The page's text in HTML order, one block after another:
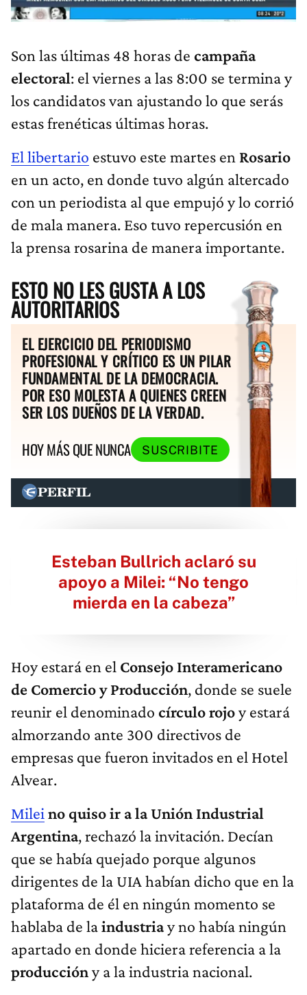
Son las últimas 48 horas de campaña
electoral: el viernes a las 8:00 se termina y
los candidatos van ajustando lo que serás
estas frenéticas últimas horas.
El libertario estuvo este martes en Rosario
en un acto, en donde tuvo algún altercado
con un periodista al que empujó y lo corrió
de mala manera. Eso tuvo repercusión en
la prensa rosarina de manera importante.
ESTO NO LES GUSTA A LOS
AUTORITARIOS
EL EJERCICIO DEL PERIODISMO
PROFESIONAL Y CRÍTICO ES UN PILAR
FUNDAMENTAL DE LA DEMOCRACIA.
POR ESO MOLESTA A QUIENES CREEN
SER LOS DUEÑOS DE LA VERDAD.
HOY MÁS QUE NUNCA
SUSCRIBITE
Esteban Bullrich aclaró su
apoyo a Milei: “No tengo
mierda en la cabeza”
Hoy estará en el Consejo Interamericano
de Comercio y Producción, donde se suele
reunir el denominado círculo rojoy estará
almorzando ante 300 directivos de
empresas que fueron invitados en el Hotel
Alvear.
Milei no quiso ir a laUnión Industrial
Argentina, rechazó la invitación. Decían
que se había quejado porque algunos
dirigentes de la UIA habían dicho que en la
plataforma de él en ningún momento se
hablaba de laindustriay no había ningún
apartado en donde hiciera referencia a la
produccióny a la industria nacional.